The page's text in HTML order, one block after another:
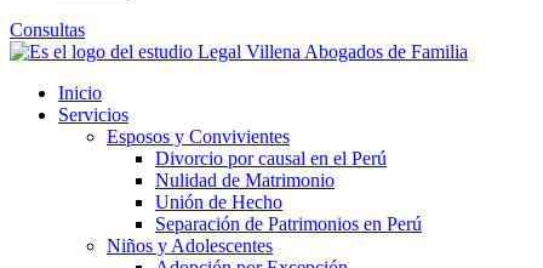
Consultas
Inicio
Servicios
Esposos y Convivientes
Divorcio por causal en el Perú
Nulidad de Matrimonio
Unión de Hecho
Separación de Patrimonios en Perú
Niños y Adolescentes